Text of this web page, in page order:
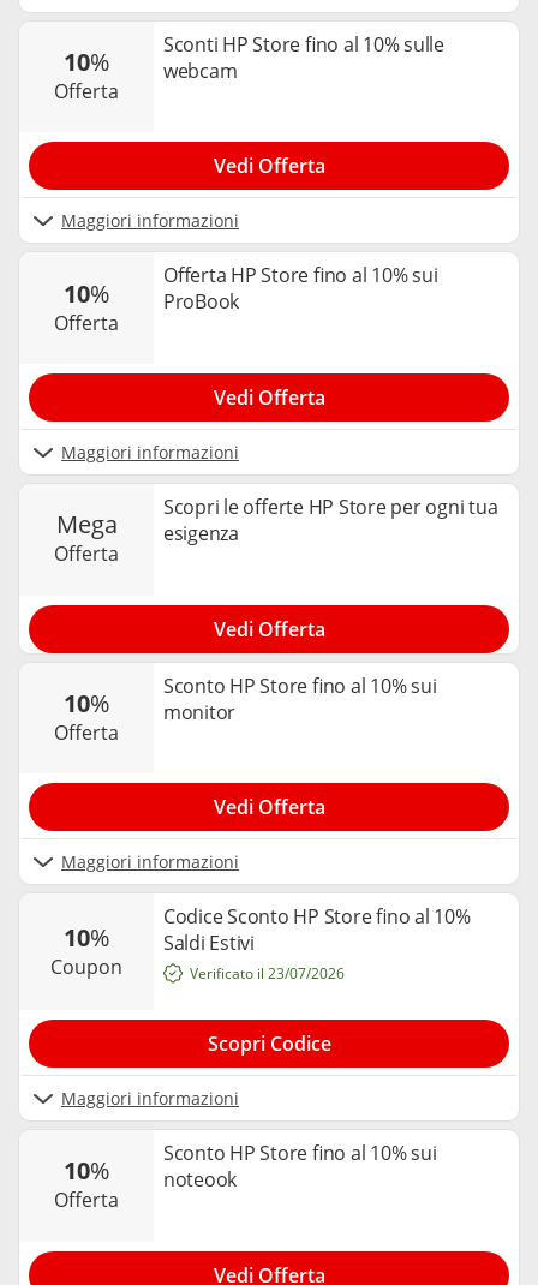
10%
offerta
Sconti HP Store fino al 10% sulle
webcam
Maggiori informazioni
Vedi Offerta
10%
offerta
Offerta HP Store fino al 10% sui
ProBook
Maggiori informazioni
Vedi Offerta
mega
offerta
Scopri le offerte HP Store per ogni tua
esigenza
Vedi Offerta
10%
offerta
Sconto HP Store fino al 10% sui
monitor
Maggiori informazioni
Vedi Offerta
10%
coupon
Codice Sconto HP Store fino al 10%
Saldi Estivi
Maggiori informazioni
Verificato il 23/07/2026
Scopri Codice
10%
offerta
Sconto HP Store fino al 10% sui
noteook
Vedi Offerta